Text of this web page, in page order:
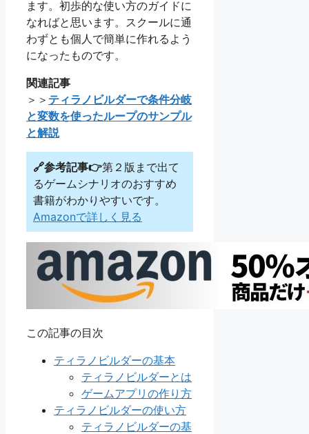
ます。初歩的な使い方のガイドに
なればと思います。スクールに通
わずとも個人で簡単に作れるよう
になったものです。
関連記事
＞＞ ティラノビルダーで条件分岐
と変数を使ったループのサンプル
と解説
🔗参考記事👉第２版まで出て
るゲームシナリオのおすすめ
書籍がわかりやすいです。
Amazonで詳しく見る
この記事の目次
ティラノビルダーの基本
ティラノビルダーとは
ゲームアプリの作り方
ティラノビルダーの使い方
ティラノビルダーの基